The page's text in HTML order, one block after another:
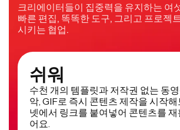
크리에이터들이 집중력을 유지하는 여
빠른 편집, 똑똑한 도구, 그리고 프로젝
시키는 협업.
쉬워
수천 개의 템플릿과 저작권 없는 동
악, GIF로 즉시 콘텐츠 제작을 시작
넷에서 링크를 붙여넣어 콘텐츠를 재
어요.